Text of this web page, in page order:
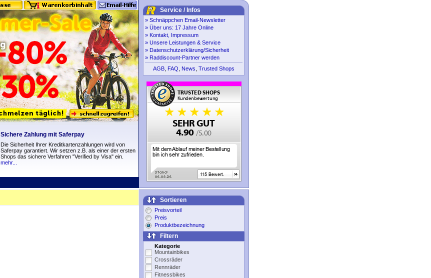
Service / Infos
» Schnäppchen Email-Newsletter
» Über uns: 17 Jahre Online
» Kontakt, Impressum
» Unsere Leistungen & Service
» Datenschutzerklärung/Sicherheit
» Raddiscount-Partner werden
AGB FAQ News Trusted Shops
Sichere Zahlung mit Saferpay
Die Sicherheit Ihrer Kreditkartenzahlungen wird von
Saferpay garantiert. Wir setzen z.B. als einer der ersten
Shops das sichere Verfahren "Verified by Visa" ein.
mehr...
Sortieren
Preisvorteil
Preis
Produktbezeichnung
Filtern
Kategorie
Mountainbikes
Crossräder
Rennräder
Fitnessbikes